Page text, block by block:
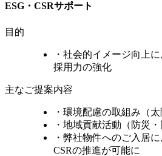
ESG・CSRサポート
目的
・社会的イメージ向上
採用力の強化
主なご提案内容
・環境配慮の取組み（太
・地域貢献活動（防災・
・弊社物件へのご入居
CSRの推進が可能に